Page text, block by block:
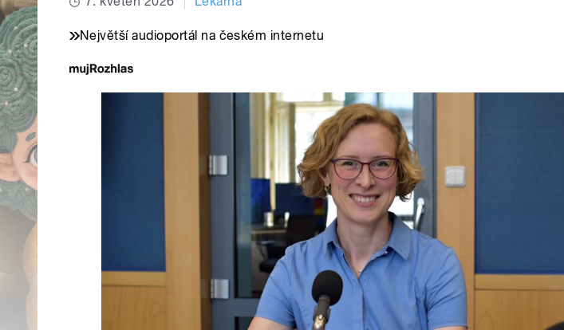
Největší audioportál na českém internetu